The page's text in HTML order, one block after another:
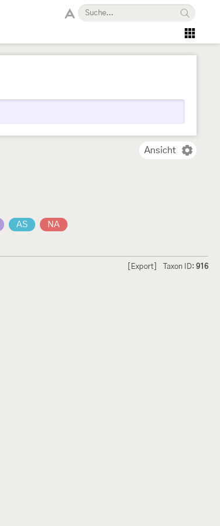
Ansicht
AS NA
Taxon ID: 916
[Export]